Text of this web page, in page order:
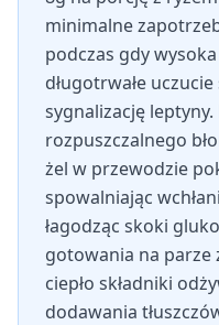
minimalne
podczas gdy
długotrwałe
sygnalizację
rozpuszczalnego
żel w przewodzie
spowalniając
łagodząc skoki
gotowania na parze
ciepło składniki
dodawania